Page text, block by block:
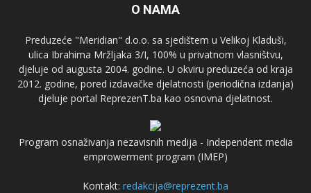
O NAMA
Preduzeće "Meridian" d.o.o. sa sjedištem u Velikoj Kladuši,
ulica Ibrahima Mržljaka 3/I, 100% u privatnom vlasništvu,
djeluje od augusta 2004. godine. U okviru preduzeća od kraja
2012. godine, pored izdavačke djelatnosti (periodična izdanja)
djeluje portal ReprezenT.ba kao osnovna djelatnost.
Program osnaživanja nezavisnih medija - Independent media
emprowerment program (IMEP)
Kontakt: redakcija@reprezent.ba